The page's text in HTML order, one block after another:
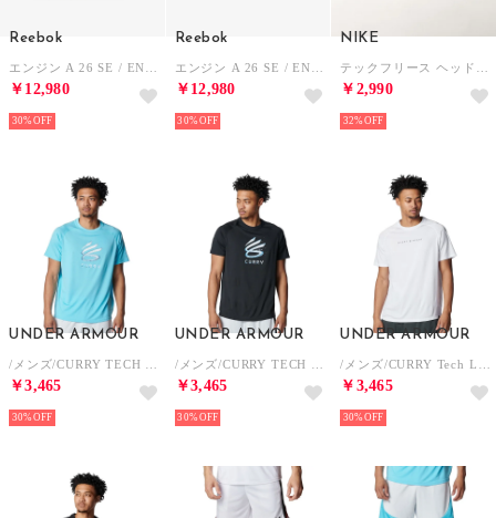
Reebok
￥12,980
30%
Reebok
￥12,980
30%
NIKE
￥2,990
32%
UNDER ARMOUR
￥3,465
30%
UNDER ARMOUR
￥3,465
30%
UNDER ARMOUR
￥3,465
30%